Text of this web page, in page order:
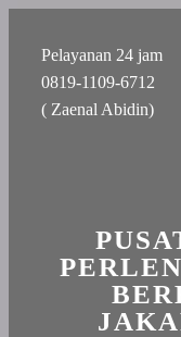
Pelayanan 24 jam
0819-1109-6712
( Zaenal Abidin)